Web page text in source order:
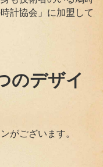
計協会」に加盟して
のデザイ
がございます。